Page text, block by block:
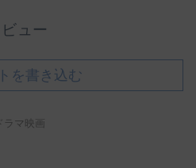
ュー
を書き込む
マ映画